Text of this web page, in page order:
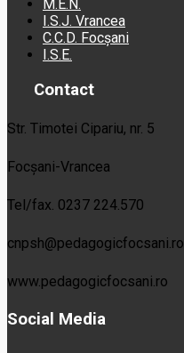
M.E.N.
I.S.J. Vrancea
C.C.D. Focșani
I.S.E.
Contact
Str. Timotei Cipariu, nr. 5
Focșani-Vrancea
Tel/fax. 0237 224.570
cnpsh@pedagogicfocsani.ro
www.pedagogicfocsani.ro
Social Media